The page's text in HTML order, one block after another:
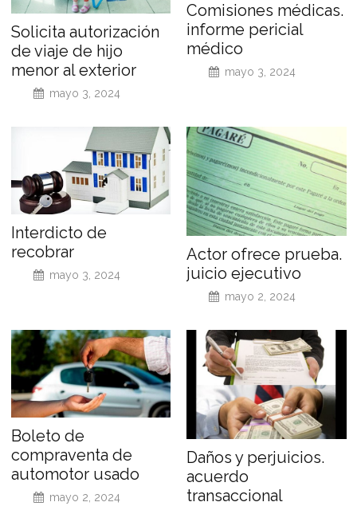
Solicita autorización
de viaje de hijo
menor al exterior
mayo 3, 2024
Comisiones médicas.
informe pericial
médico
mayo 3, 2024
Interdicto de
recobrar
mayo 3, 2024
Actor ofrece prueba.
juicio ejecutivo
mayo 2, 2024
Boleto de
compraventa de
automotor usado
mayo 2, 2024
Daños y perjuicios.
acuerdo
transaccional